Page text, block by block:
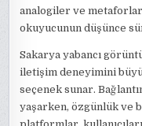
analogiler ve
okuyucunun düşünce
Sakarya yabancı
iletişim deneyimini
seçenek sunar.
yaşarken, özgünlük ve